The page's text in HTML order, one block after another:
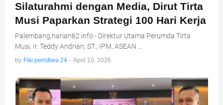
Silaturahmi dengan Media, Dirut Tirta
Musi Paparkan Strategi 100 Hari Kerja
Palembang,harian62.info - Direktur Utama Perumda Tirta
Musi, Ir. Teddy Andrian, ST., IPM, ASEAN …
by Fiki peristiwa 24 - April 10, 2026